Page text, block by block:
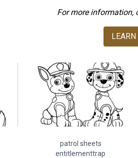
For more information,
patrol sheets
entitlementtrap